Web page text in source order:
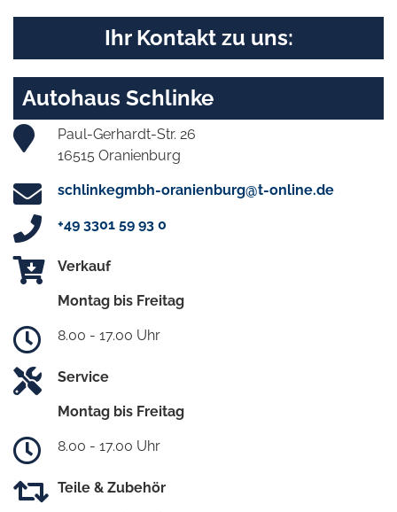
Ihr Kontakt zu uns:
Autohaus Schlinke
Paul-Gerhardt-Str. 26
16515 Oranienburg
schlinkegmbh-oranienburg@t-online.de
+49 3301 59 93 0
Verkauf
Montag bis Freitag
8.00 - 17.00 Uhr
Service
Montag bis Freitag
8.00 - 17.00 Uhr
Teile & Zubehör